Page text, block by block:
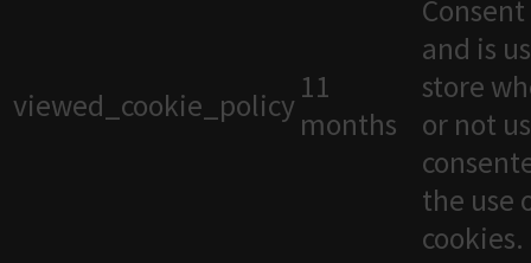
viewed_cookie_policy 11
months
and is
store
or not
the use